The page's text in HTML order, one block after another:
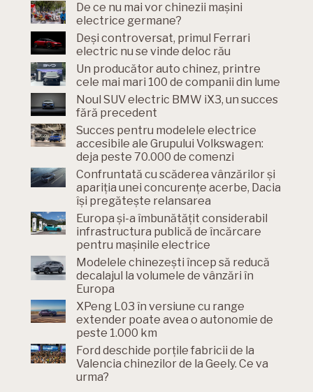
De ce nu mai vor chinezii mașini
electrice germane?
Deși controversat, primul Ferrari
electric nu se vinde deloc rău
Un producător auto chinez, printre
cele mai mari 100 de companii din lume
Noul SUV electric BMW iX3, un succes
fără precedent
Succes pentru modelele electrice
accesibile ale Grupului Volkswagen:
deja peste 70.000 de comenzi
Confruntată cu scăderea vânzărilor și
apariția unei concurențe acerbe, Dacia
își pregătește relansarea
Europa și-a îmbunătățit considerabil
infrastructura publică de încărcare
pentru mașinile electrice
Modelele chinezești încep să reducă
decalajul la volumele de vânzări în
Europa
XPeng L03 în versiune cu range
extender poate avea o autonomie de
peste 1.000 km
Ford deschide porțile fabricii de la
Valencia chinezilor de la Geely. Ce va
urma?